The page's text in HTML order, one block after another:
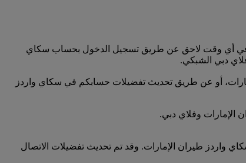
أو في أي وقت لاحق عن طريق تسجيل الدخول بحساب سكاي
دبي الشبكي.
أو عن طريق تحديث تفضيلات حسابكم في سكاي واردز
الإمارات وفلاي دبي.
واردز طيران الإمارات. وقد تم تحديث تفضيلات الاتصال